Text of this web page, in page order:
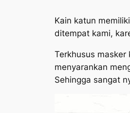
Kain katun
ditempat kami,
Terkhusus
menyarankan
Sehingga sangat